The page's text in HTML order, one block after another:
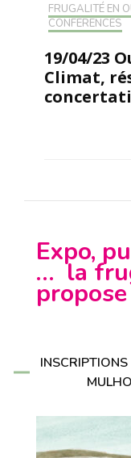
FRUGALITÉ EN
CONFÉRENCES
19/04/23
Climat,
Expo,
… la
propose